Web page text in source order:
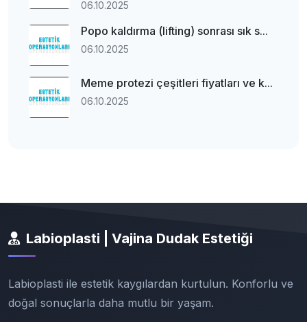
06.10.2025
Popo kaldırma (lifting) sonrası sık s...
06.10.2025
Meme protezi çeşitleri fiyatları ve k...
06.10.2025
Labioplasti | Vajina Dudak Estetiği
Labioplasti ile estetik kaygılardan kurtulun. Konforlu ve
doğal sonuçlarla daha mutlu bir yaşam.